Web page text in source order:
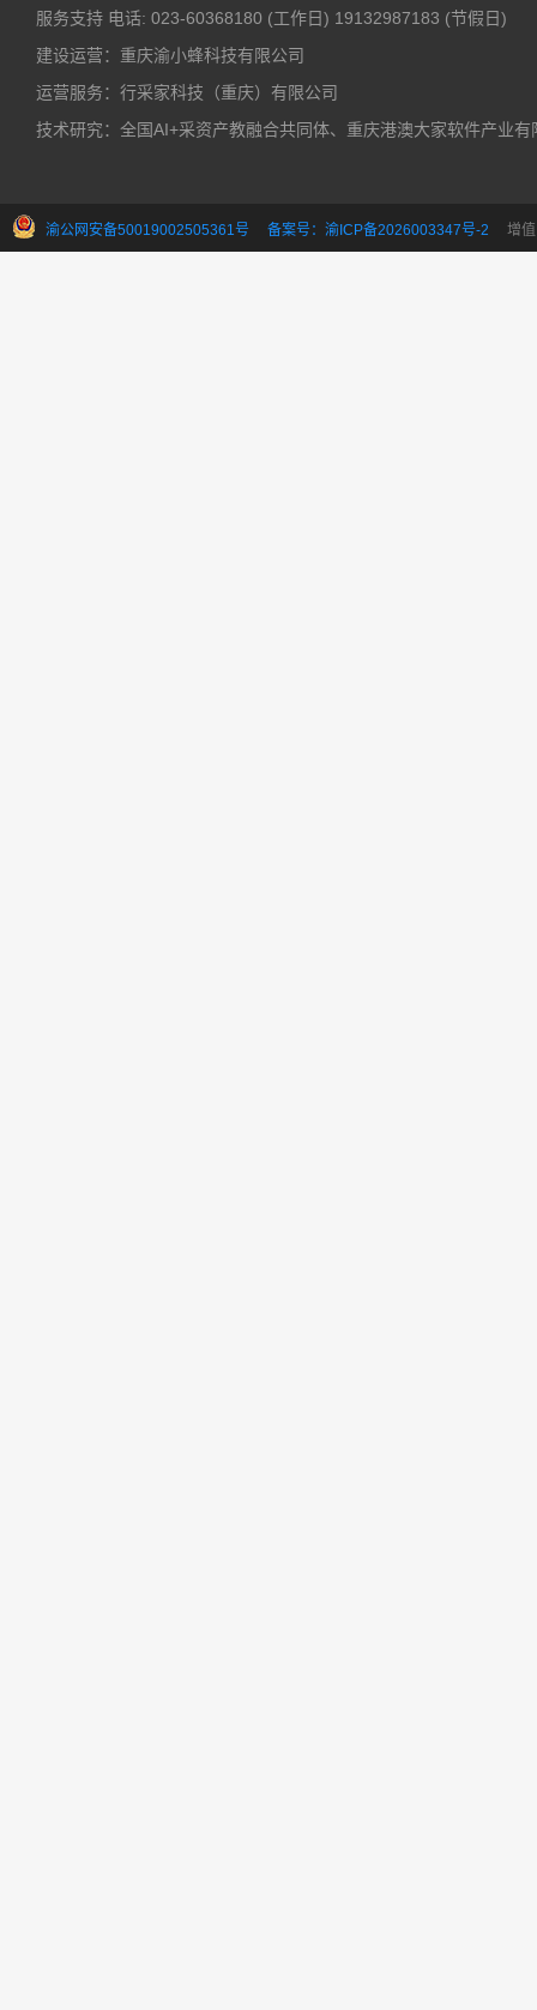
服务支持 电话: 023-60368180 (工作日) 19132987183 (节假日)
建设运营：重庆渝小蜂科技有限公司
运营服务：行采家科技（重庆）有限公司
技术研究：全国AI+采资产教融合共同体、重庆港澳大家软件产业有
渝公网安备50019002505361号 备案号：渝ICP备2026003347号-2 增